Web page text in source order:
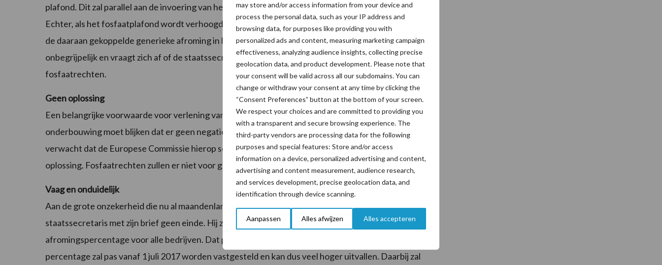
may store and/or access information from your device and
process the personal data, such as your IP address and
browsing data, for purposes like providing you with
personalized ads and content, measuring marketing campaign
effectiveness, analyzing audience insights, collecting precise
geolocation data, and product development. Please note that
your consent will be valid across all our subdomains. You can
change or withdraw your consent at any time by clicking the
“Consent Preferences” button at the bottom of your screen.
We respect your choices and are committed to providing you
with a transparent and secure browsing experience. The
third-party vendors are processing data for the following
purposes and special features: Store and/or access
information on a device, personalized advertising and content,
advertising and content measurement, audience research,
and services development, precise geolocation data, and
identification through device scanning.
Aanpassen Alles afwijzen Alles accepteren
plafond. Dit zal parallel aan de invoering van het stelsel van fosfaatrechten plaats gaan vinden.
Echter, als het fosfaatplafond wordt verhoogd of zelfs vervalt is de invoering van fosfaatrechten en
de daaraan gekoppelde generieke afroming in het geheel niet meer nodig. De NMV vindt dit
onbegrijpelijk en vraagt zich af of de staatssecretaris een ander doel nastreeft met de invoering van
fosfaatrechten.
Geen oplossing
Een belangrijke voorwaarde voor verlening van derogatie is dat op basis van een wetenschappelijke
onderbouwing moet blijken dat er geen negatief effect is op de waterkwaliteit. De staatssecretaris
verwacht dat de Europese Commissie hierop scherp zal gaan toetsen. Toch komt hij niet met een
oplossing. Fosfaatrechten zullen er niet voor gaan zorgen dat de waterkwaliteit verbetert.
Vaag en onduidelijk
Aan de grote onzekerheid die nu al maandenlang melkveehouders in de ban houdt, maakt de
staatssecretaris met zijn brief geen einde. Hij zegt weliswaar dat er sprake zal zijn van een generiek
afromingspercentage voor alle bedrijven. Dat percentage zal in ieder geval 4% zijn. Het definitieve
percentage zal pas vanaf 1 juli 2017 worden vastgesteld en kan dus veel hoger uitvallen. Daarbij zal